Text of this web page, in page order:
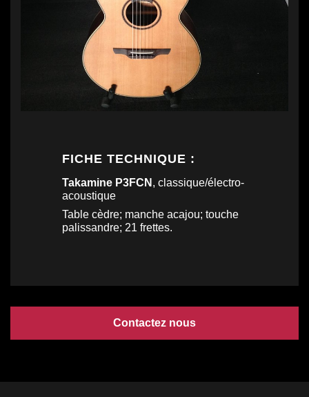
FICHE TECHNIQUE :
Takamine P3FCN , classique/électro-
acoustique
Table cèdre; manche acajou; touche
palissandre; 21 frettes.
Contactez nous